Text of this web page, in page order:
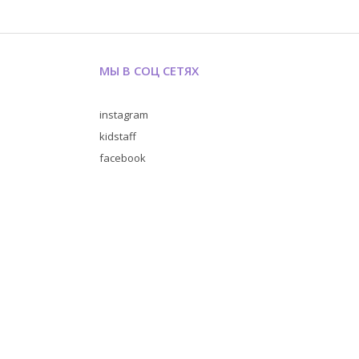
МЫ В СОЦ СЕТЯХ
instagram
kidstaff
facebook